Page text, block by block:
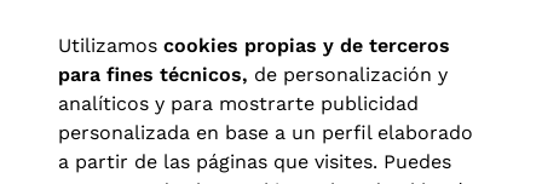
Utilizamos cookies propias y de terceros
para fines técnicos, de personalización y
analíticos y para mostrarte publicidad
personalizada en base a un perfil elaborado
a partir de las páginas que visites. Puedes